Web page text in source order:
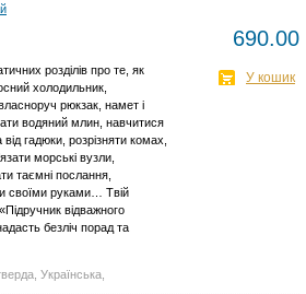
690.00
У кошик
розділів про те, як
холодильник,
рюкзак, намет і
водяний млин, навчитися
від гадюки, розрізняти комах,
морські вузли,
таємні послання,
своїми руками… Твій
відважного
безліч порад та
Українська,